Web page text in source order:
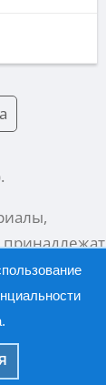
принадлежат